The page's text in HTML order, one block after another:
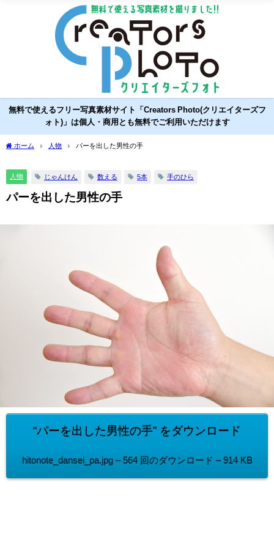
無料で使えるフリー写真素材サイト「Creators Photo(クリエイターズフ
ォト)」は個人・商用とも無料でご利用いただけます
ホーム 人物 パーを出した男性の手
人物 じゃんけん 数える 5本 手のひら
パーを出した男性の手
“パーを出した男性の手” をダウンロード
hitonote_dansei_pa.jpg – 564 回のダウンロード – 914 KB